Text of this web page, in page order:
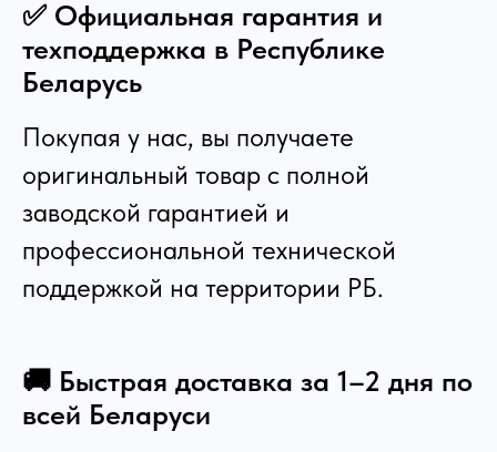
✅ Официальная гарантия и
техподдержка в Республике
Беларусь
Покупая у нас, вы получаете
оригинальный товар с полной
заводской гарантией и
профессиональной технической
поддержкой на территории РБ.
🚚 Быстрая доставка за 1–2 дня по
всей Беларуси